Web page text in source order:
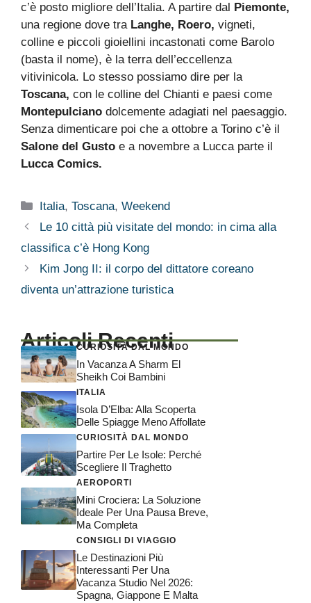
c’è posto migliore dell’Italia. A partire dal Piemonte,
una regione dove tra Langhe, Roero, vigneti,
colline e piccoli gioiellini incastonati come Barolo
(basta il nome), è la terra dell’eccellenza
vitivinicola. Lo stesso possiamo dire per la
Toscana, con le colline del Chianti e paesi come
Montepulciano dolcemente adagiati nel paesaggio.
Senza dimenticare poi che a ottobre a Torino c’è il
Salone del Gusto e a novembre a Lucca parte il
Lucca Comics.
Categorie
Italia,Toscana,Weekend
Le 10 città più visitate del mondo: in cima alla
classifica c’è Hong Kong
Kim Jong II: il corpo del dittatore coreano
diventa un’attrazione turistica
Articoli Recenti
CURIOSITÀ DAL MONDO
In Vacanza A Sharm El
Sheikh Coi Bambini
ITALIA
Isola D’Elba: Alla Scoperta
Delle Spiagge Meno Affollate
CURIOSITÀ DAL MONDO
Partire Per Le Isole: Perché
Scegliere Il Traghetto
AEROPORTI
Mini Crociera: La Soluzione
Ideale Per Una Pausa Breve,
Ma Completa
CONSIGLI DI VIAGGIO
Le Destinazioni Più
Interessanti Per Una
Vacanza Studio Nel 2026:
Spagna, Giappone E Malta